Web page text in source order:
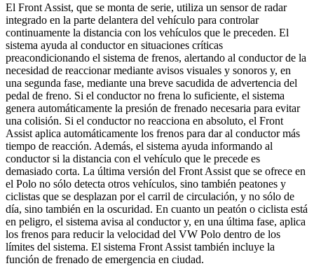
El Front Assist, que se monta de serie, utiliza un sensor de radar
integrado en la parte delantera del vehículo para controlar
continuamente la distancia con los vehículos que le preceden. El
sistema ayuda al conductor en situaciones críticas
preacondicionando el sistema de frenos, alertando al conductor de la
necesidad de reaccionar mediante avisos visuales y sonoros y, en
una segunda fase, mediante una breve sacudida de advertencia del
pedal de freno. Si el conductor no frena lo suficiente, el sistema
genera automáticamente la presión de frenado necesaria para evitar
una colisión. Si el conductor no reacciona en absoluto, el Front
Assist aplica automáticamente los frenos para dar al conductor más
tiempo de reacción. Además, el sistema ayuda informando al
conductor si la distancia con el vehículo que le precede es
demasiado corta. La última versión del Front Assist que se ofrece en
el Polo no sólo detecta otros vehículos, sino también peatones y
ciclistas que se desplazan por el carril de circulación, y no sólo de
día, sino también en la oscuridad. En cuanto un peatón o ciclista está
en peligro, el sistema avisa al conductor y, en una última fase, aplica
los frenos para reducir la velocidad del VW Polo dentro de los
límites del sistema. El sistema Front Assist también incluye la
función de frenado de emergencia en ciudad.